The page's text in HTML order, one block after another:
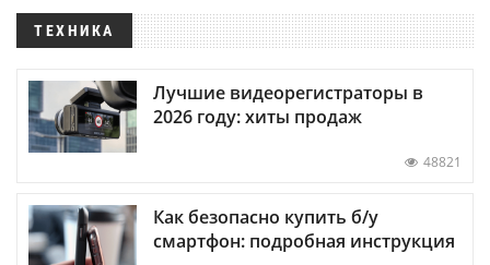
ТЕХНИКА
Лучшие видеорегистраторы в
2026 году: хиты продаж
48821
Как безопасно купить б/у
смартфон: подробная инструкция